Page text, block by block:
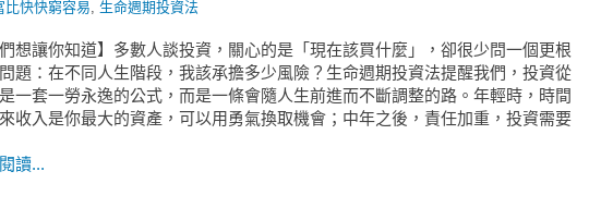
比快快窮容易 生命週期投資法
們想讓你知道】多數人談投資，關心的是「現在該買什麼」，卻很少問一個更根
題：在不同人生階段，我該承擔多少風險？生命週期投資法提醒我們，投資從
一套一勞永逸的公式，而是一條會隨人生前進而不斷調整的路。年輕時，時間
收入是你最大的資產，可以用勇氣換取機會；中年之後，責任加重，投資需要
讀...